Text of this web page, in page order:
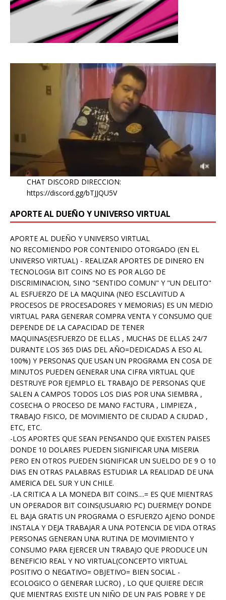
CHAT DISCORD DIRECCION:
https://discord.gg/bTJJQU5V
APORTE AL DUEÑO Y UNIVERSO VIRTUAL
APORTE AL DUEÑO Y UNIVERSO VIRTUAL
NO RECOMIENDO POR CONTENIDO OTORGADO (EN EL
UNIVERSO VIRTUAL) - REALIZAR APORTES DE DINERO EN
TECNOLOGIA BIT COINS NO ES POR ALGO DE
DISCRIMINACION, SINO "SENTIDO COMUN" Y "UN DELITO"
AL ESFUERZO DE LA MAQUINA (NEO ESCLAVITUD A
PROCESOS DE PROCESADORES Y MEMORIAS) ES UN MEDIO
VIRTUAL PARA GENERAR COMPRA VENTA Y CONSUMO QUE
DEPENDE DE LA CAPACIDAD DE TENER
MAQUINAS(ESFUERZO DE ELLAS , MUCHAS DE ELLAS 24/7
DURANTE LOS 365 DIAS DEL AÑO=DEDICADAS A ESO AL
100%) Y PERSONAS QUE USAN UN PROGRAMA EN COSA DE
MINUTOS PUEDEN GENERAR UNA CIFRA VIRTUAL QUE
DESTRUYE POR EJEMPLO EL TRABAJO DE PERSONAS QUE
SALEN A CAMPOS TODOS LOS DIAS POR UNA SIEMBRA ,
COSECHA O PROCESO DE MANO FACTURA , LIMPIEZA ,
TRABAJO FISICO, DE MOVIMIENTO DE CIUDAD A CIUDAD ,
ETC, ETC.
-LOS APORTES QUE SEAN PENSANDO QUE EXISTEN PAISES
DONDE 10 DOLARES PUEDEN SIGNIFICAR UNA MISERIA
PERO EN OTROS PUEDEN SIGNIFICAR UN SUELDO DE 9 O 10
DIAS EN OTRAS PALABRAS ESTUDIAR LA REALIDAD DE UNA
AMERICA DEL SUR Y UN CHILE.
-LA CRITICA A LA MONEDA BIT COINS....= ES QUE MIENTRAS
UN OPERADOR BIT COINS(USUARIO PC) DUERME(Y DONDE
EL BAJA GRATIS UN PROGRAMA O ESFUERZO AJENO DONDE
INSTALA Y DEJA TRABAJAR A UNA POTENCIA DE VIDA OTRAS
PERSONAS GENERAN UNA RUTINA DE MOVIMIENTO Y
CONSUMO PARA EJERCER UN TRABAJO QUE PRODUCE UN
BENEFICIO REAL Y NO VIRTUAL(CONCEPTO VIRTUAL
POSITIVO O NEGATIVO= OBJETIVO= BIEN SOCIAL -
ECOLOGICO O GENERAR LUCRO) , LO QUE QUIERE DECIR
QUE MIENTRAS EXISTE UN NIÑO DE UN PAIS POBRE Y DE